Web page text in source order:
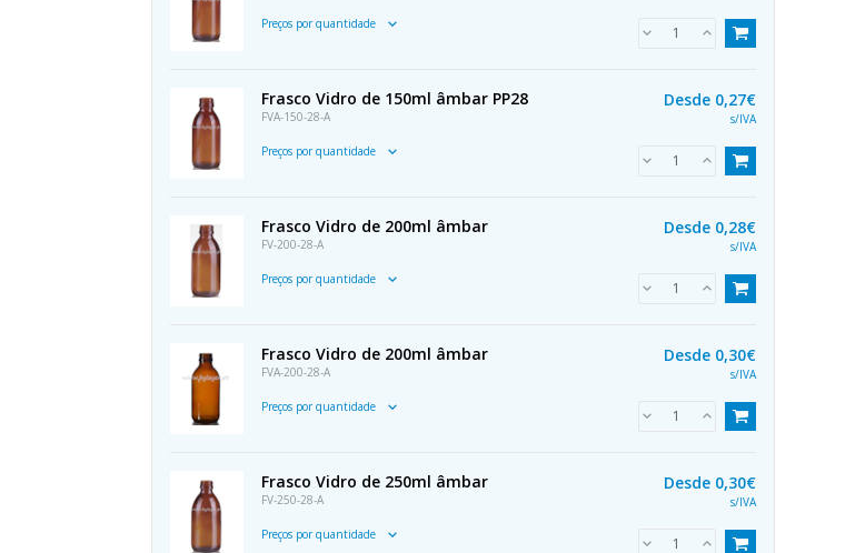
Preços por quantidade
Frasco Vidro de 150ml âmbar PP28
FVA-150-28-A
Preços por quantidade
Desde 0,27€
s/IVA
Frasco Vidro de 200ml âmbar
FV-200-28-A
Preços por quantidade
Desde 0,28€
s/IVA
Frasco Vidro de 200ml âmbar
FVA-200-28-A
Preços por quantidade
Desde 0,30€
s/IVA
Frasco Vidro de 250ml âmbar
FV-250-28-A
Preços por quantidade
Desde 0,30€
s/IVA